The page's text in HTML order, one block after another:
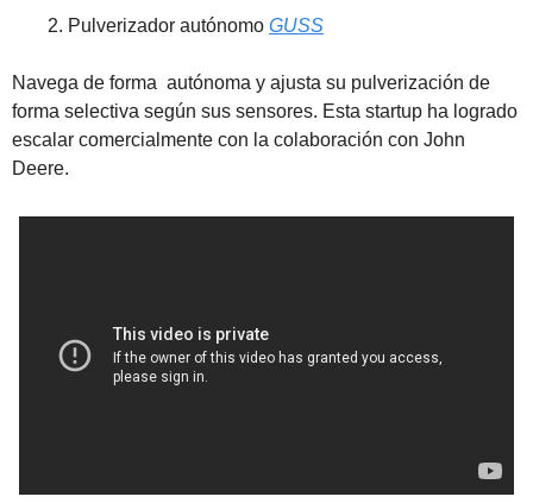
Pulverizador autónomo GUSS
Navega de forma  autónoma y ajusta su pulverización de
forma selectiva según sus sensores. Esta startup ha logrado
escalar comercialmente con la colaboración con John
Deere.